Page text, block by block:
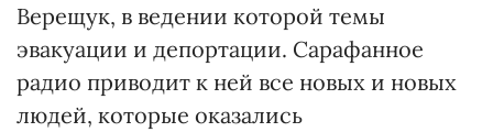
Верещук, в ведении которой темы
эвакуации и депортации. Сарафанное
радио приводит к ней все новых и новых
людей, которые оказались